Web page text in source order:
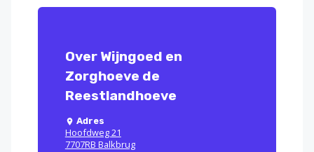
Over Wijngoed en
Zorghoeve de
Reestlandhoeve
Adres
Hoofdweg 21
7707RB Balkbrug